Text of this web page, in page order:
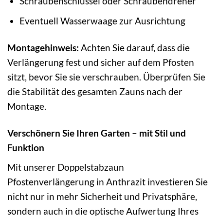
Eventuell Wasserwaage zur Ausrichtung
Montagehinweis: Achten Sie darauf, dass die
Verlängerung fest und sicher auf dem Pfosten
sitzt, bevor Sie sie verschrauben. Überprüfen Sie
die Stabilität des gesamten Zauns nach der
Montage.
Verschönern Sie Ihren Garten – mit Stil und
Funktion
Mit unserer Doppelstabzaun
Pfostenverlängerung in Anthrazit investieren Sie
nicht nur in mehr Sicherheit und Privatsphäre,
sondern auch in die optische Aufwertung Ihres